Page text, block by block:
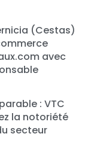
(Cestas)
avec
: VTC
la notoriété
secteur